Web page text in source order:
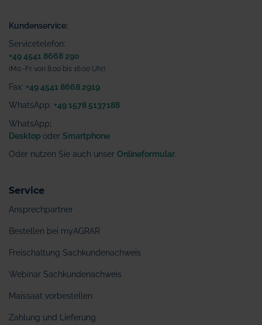
Kundenservice:
Servicetelefon:
+49 4541 8668 290
(Mo.-Fr. von 8.00 bis 16.00 Uhr)
Fax: +49 4541 8668 2919
WhatsApp: +49 1578 5137188
WhatsApp:
Desktop oder Smartphone
Oder nutzen Sie auch unser Onlineformular
Service
Ansprechpartner
Bestellen bei myAGRAR
Freischaltung Sachkundenachweis
Webinar Sachkundenachweis
Maissaat vorbestellen
Zahlung und Lieferung